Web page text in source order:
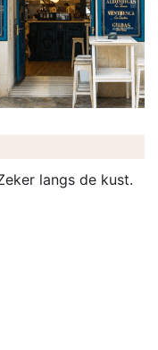
langs de kust.